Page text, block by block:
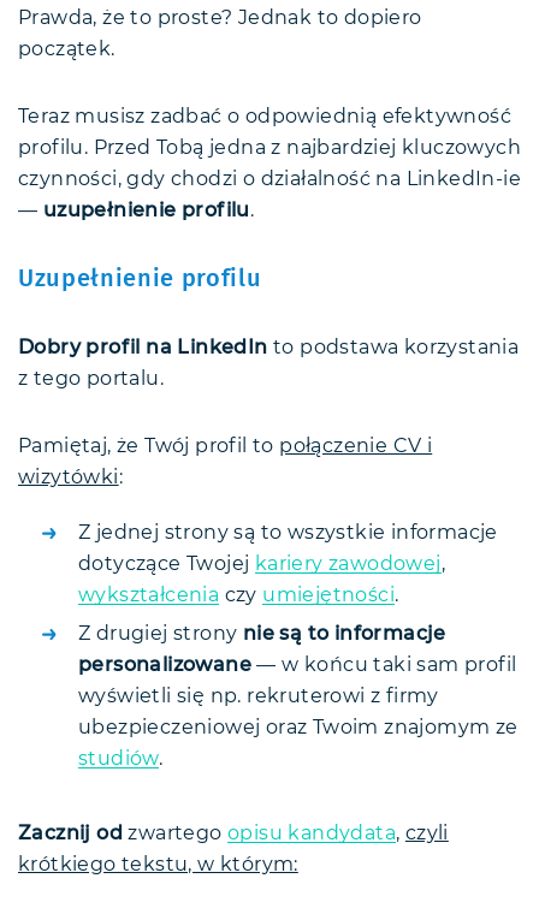
Prawda, że to proste? Jednak to dopiero
początek.
Teraz musisz zadbać o odpowiednią efektywność
profilu. Przed Tobą jedna z najbardziej kluczowych
czynności, gdy chodzi o działalność na LinkedIn-ie
— uzupełnienie profilu.
Uzupełnienie profilu
Dobry profil na LinkedIn to podstawa korzystania
z tego portalu.
Pamiętaj, że Twój profil to połączenie CV i
wizytówki:
Z jednej strony są to wszystkie informacje
dotyczące Twojej kariery zawodowej,
wykształcenia czy umiejętności.
Z drugiej strony nie są to informacje
personalizowane — w końcu taki sam profil
wyświetli się np. rekruterowi z firmy
ubezpieczeniowej oraz Twoim znajomym ze
studiów.
Zacznij od zwartegoopisu kandydata, czyli
krótkiego tekstu, w którym: